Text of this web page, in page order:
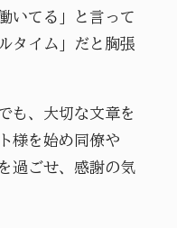
いてる」と言って
タイム」だと胸張
も、大切な文章を
様を始め同僚や
過ごせ、感謝の気